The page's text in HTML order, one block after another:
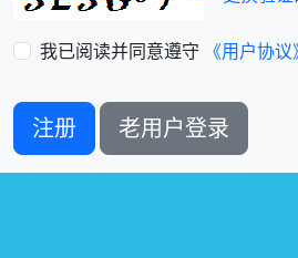
我已阅读并同意遵守 《用户协议
注册 老用户登录